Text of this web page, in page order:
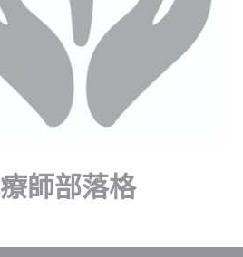
師部落格